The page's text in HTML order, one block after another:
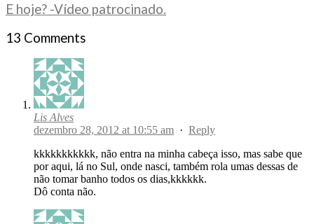
E hoje? -Vídeo patrocinado.
13 Comments
Lis Alves
dezembro 28, 2012 at 10:55 am · Reply
kkkkkkkkkkk, não entra na minha cabeça isso, mas sabe que
por aqui, lá no Sul, onde nasci, também rola umas dessas de
não tomar banho todos os dias,kkkkkk.
Dô conta não.